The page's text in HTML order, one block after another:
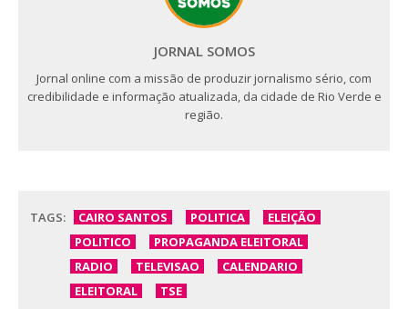
JORNAL SOMOS
Jornal online com a missão de produzir jornalismo sério, com
credibilidade e informação atualizada, da cidade de Rio Verde e
região.
TAGS: CAIRO SANTOS POLITICA
ELEIÇÃO
POLITICO
PROPAGANDA ELEITORAL
RADIO
TELEVISAO
CALENDARIO
ELEITORAL
TSE